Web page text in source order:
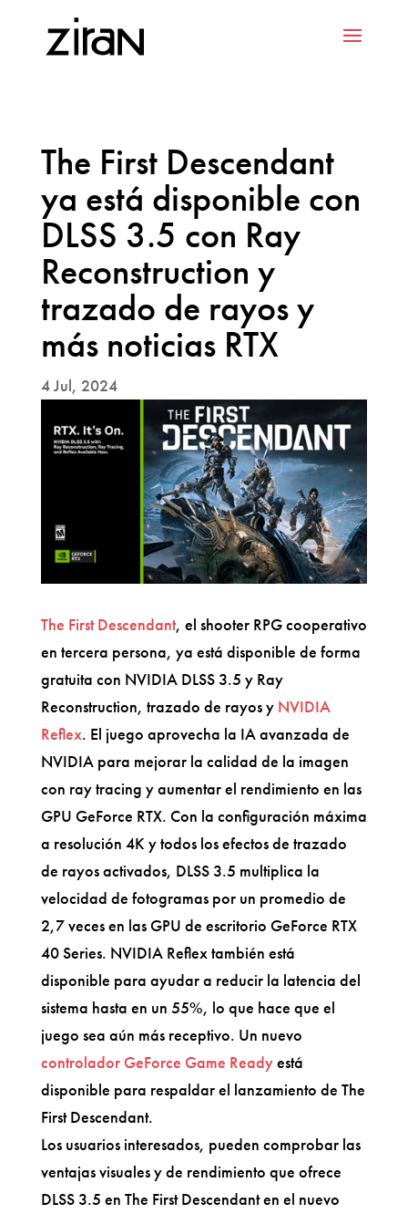
The First Descendant
ya está disponible con
DLSS 3.5 con Ray
Reconstruction y
trazado de rayos y
más noticias RTX
4 Jul, 2024
The First Descendant, el shooter RPG cooperativo
en tercera persona, ya está disponible de forma
gratuita con NVIDIA DLSS 3.5 y Ray
Reconstruction, trazado de rayos y NVIDIA
Reflex. El juego aprovecha la IA avanzada de
NVIDIA para mejorar la calidad de la imagen
con ray tracing y aumentar el rendimiento en las
GPU GeForce RTX. Con la configuración máxima
a resolución 4K y todos los efectos de trazado
de rayos activados, DLSS 3.5 multiplica la
velocidad de fotogramas por un promedio de
2,7 veces en las GPU de escritorio GeForce RTX
40 Series. NVIDIA Reflex también está
disponible para ayudar a reducir la latencia del
sistema hasta en un 55%, lo que hace que el
juego sea aún más receptivo. Un nuevo
controlador GeForce Game Readyestá
disponible para respaldar el lanzamiento de The
First Descendant.
Los usuarios interesados, pueden comprobar las
ventajas visuales y de rendimiento que ofrece
DLSS 3.5 en The First Descendant en el nuevo